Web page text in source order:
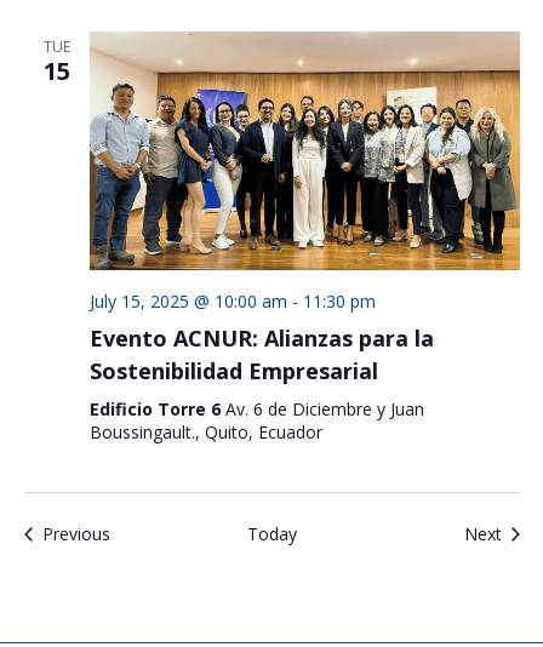
TUE
15
July 15, 2025 @ 10:00 am - 11:30 pm
Evento ACNUR: Alianzas para la
Sostenibilidad Empresarial
Edificio Torre 6 Av. 6 de Diciembre y Juan
Boussingault., Quito, Ecuador
PreviousEvents Today Next